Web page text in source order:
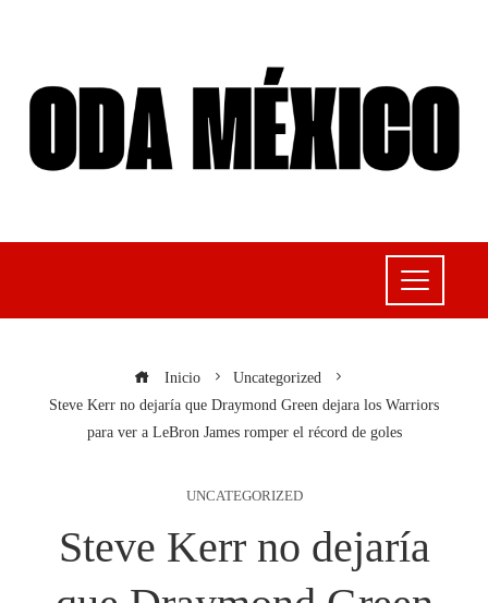
Inicio
Uncategorized
Steve Kerr no dejaría que Draymond Green dejara los Warriors
para ver a LeBron James romper el récord de goles
UNCATEGORIZED
Steve Kerr no dejaría